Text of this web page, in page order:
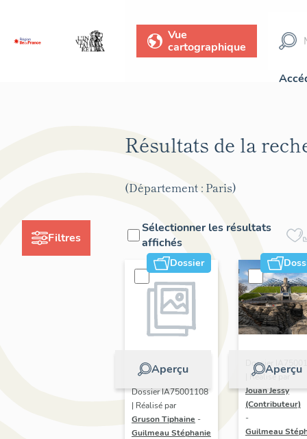
Vue
cartographique
Filtres
Résultats de la
(Département : Paris)
Sélectionner les résultats
affichés
Dossier
Aperçu
Dossier IA75001108
| Réalisé par
Gruson Tiphaine -
Guilmeau Stéphanie
Aperçu
Dossier
| Réalisé par
Jouan Jessy
(Contributeur)
-
Guilmeau